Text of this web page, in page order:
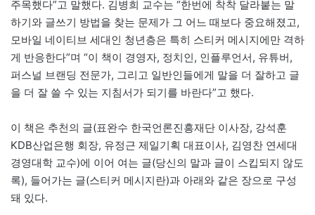
주목했다”고 말했다. 김병희 교수는 “한번에 착착 달라붙는 말
하기와 글쓰기 방법을 찾는 문제가 그 어느 때보다 중요해졌고,
모바일 네이티브 세대인 청년층은 특히 스티커 메시지에만 격하
게 반응한다”며 “이 책이 경영자, 정치인, 인플루언서, 유튜버,
퍼스널 브랜딩 전문가, 그리고 일반인들에게 말을 더 잘하고 글
을 더 잘 쓸 수 있는 지침서가 되기를 바란다”고 했다.
이 책은 추천의 글(표완수 한국언론진흥재단 이사장, 강석훈
KDB산업은행 회장, 유정근 제일기획 대표이사, 김영찬 연세대
경영대학 교수)에 이어 여는 글(당신의 말과 글이 스킵되지 않도
록), 들어가는 글(스티커 메시지란)과 아래와 같은 장으로 구성
돼 있다.